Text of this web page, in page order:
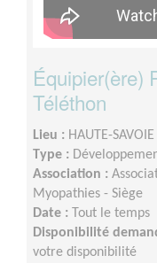
Équipier(ère)
Téléthon
Lieu : HAUTE-
Type :
Association :
Myopathies - Siège
Date :
Tout le temps
Disponibilité
votre disponibilité